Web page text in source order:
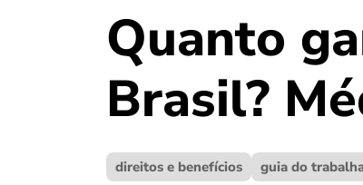
Quanto
Brasil?
direitos e benefícios guia do